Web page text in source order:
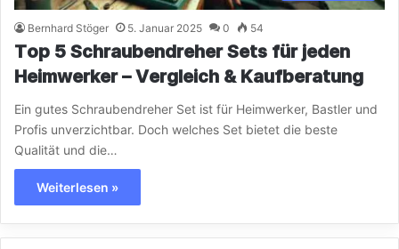
Bernhard Stöger 5. Januar 2025 0 54
Top 5 Schraubendreher Sets für jeden
Heimwerker – Vergleich & Kaufberatung
Ein gutes Schraubendreher Set ist für Heimwerker, Bastler und
Profis unverzichtbar. Doch welches Set bietet die beste
Qualität und die…
Weiterlesen »